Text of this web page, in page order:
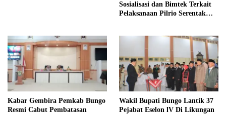
Sosialisasi dan Bimtek Terkait
Pelaksanaan Pilrio Serentak
Kabar Gembira Pemkab Bungo
Resmi Cabut Pembatasan
Wakil Bupati Bungo Lantik 37
Pejabat Eselon lV Di Likungan